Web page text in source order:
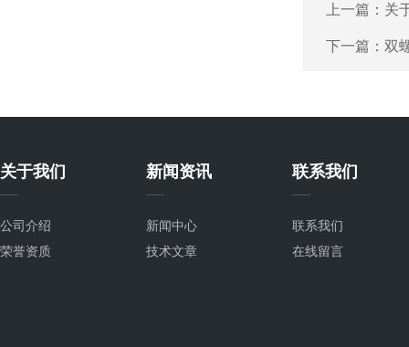
上一篇： 关
下一篇： 双
关于我们
公司介绍
荣誉资质
新闻资讯
新闻中心
技术文章
联系我们
联系我们
在线留言